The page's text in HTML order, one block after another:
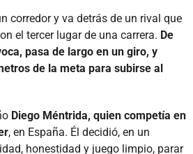
corredor y va detrás de un rival que
el tercer lugar de una carrera. De
pasa de largo en un giro, y
de la meta para subirse al
Diego Méntrida, quien competía en
, en España. Él decidió, en un
honestidad y juego limpio, parar